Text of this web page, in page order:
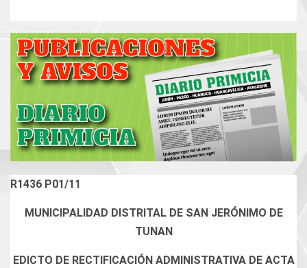
R1436 P01/11
MUNICIPALIDAD DISTRITAL DE SAN JERÓNIMO DE
TUNAN
EDICTO DE RECTIFICACIÓN ADMINISTRATIVA DE ACTA